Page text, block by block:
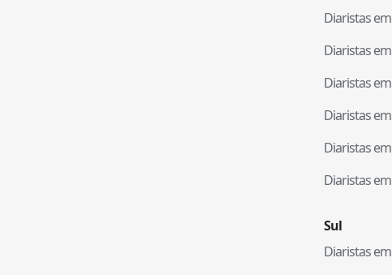
Diaristas em
Diaristas em
Diaristas em
Diaristas em
Diaristas em
Diaristas em
Sul
Diaristas em